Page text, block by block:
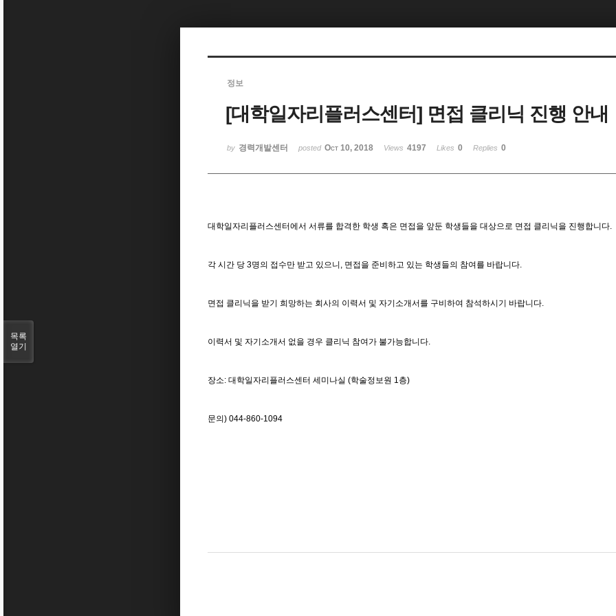
정보
[대학일자리플러스센터] 면접 클리닉 진행 안내
by 경력개발센터 posted Oct 10, 2018 Views 4197 Likes 0 Replies 0
대학일자리플러스센터에서 서류를 합격한 학생 혹은 면접을 앞둔 학생들을 대상으로 면접 클리닉을 진행합니다.
각 시간 당 3명의 접수만 받고 있으니, 면접을 준비하고 있는 학생들의 참여를 바랍니다.
면접 클리닉을 받기 희망하는 회사의 이력서 및 자기소개서를 구비하여 참석하시기 바랍니다.
이력서 및 자기소개서 없을 경우 클리닉 참여가 불가능합니다.
장소: 대학일자리플러스센터 세미나실 (학술정보원 1층)
문의) 044-860-1094
목록
열기
Sketchbook5, 스케치북5
Sketchbook5, 스케치북5